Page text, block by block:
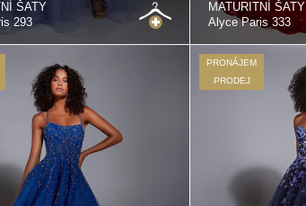
ŠATY
293
MATURITNÍ ŠATY
Alyce Paris 333
PRONÁJEM
PRODEJ